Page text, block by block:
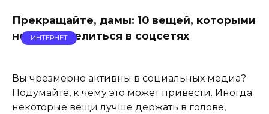
Прекращайте, дамы: 10 вещей, которыми
не стоит делиться в соцсетях
ИНТЕРНЕТ
Вы чрезмерно активны в социальных медиа?
Подумайте, к чему это может привести. Иногда
некоторые вещи лучше держать в голове,